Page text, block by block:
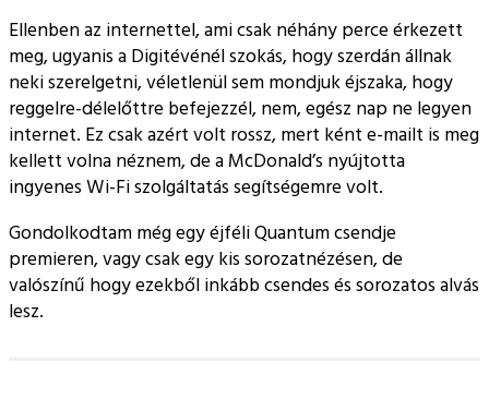
Ellenben az internettel, ami csak néhány perce érkezett
meg, ugyanis a Digitévénél szokás, hogy szerdán állnak
neki szerelgetni, véletlenül sem mondjuk éjszaka, hogy
reggelre-délelőttre befejezzél, nem, egész nap ne legyen
internet. Ez csak azért volt rossz, mert ként e-mailt is meg
kellett volna néznem, de a McDonald’s nyújtotta
ingyenes Wi-Fi szolgáltatás segítségemre volt.
Gondolkodtam még egy éjféli Quantum csendje
premieren, vagy csak egy kis sorozatnézésen, de
valószínű hogy ezekből inkább csendes és sorozatos alvás
lesz.